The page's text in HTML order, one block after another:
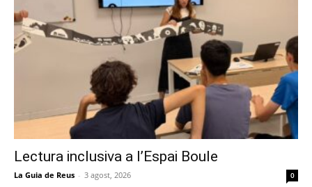
Lectura inclusiva a l’Espai Boule
La Guia de Reus - 3 agost, 2026 0